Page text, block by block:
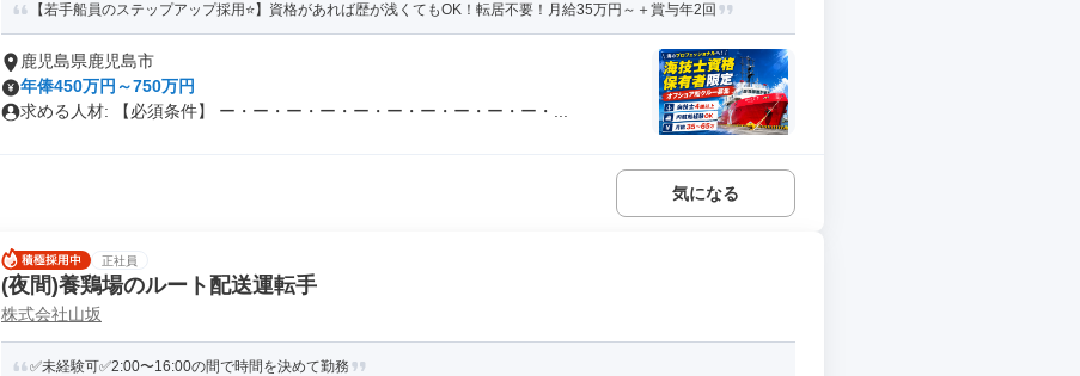
【若手船員のステップアップ採用⭐】資格があれば歴が浅くてもOK！転居不要！月給35万円～＋賞与年2回
鹿児島県鹿児島市
年俸450万円～750万円
求める人材: 【必須条件】 ー・ー・ー・ー・ー・ー・ー・ー・ー・ー・...
気になる
正社員
(夜間)養鶏場のルート配送運転手
株式会社山坂
✅未経験可✅2:00〜16:00の間で時間を決めて勤務